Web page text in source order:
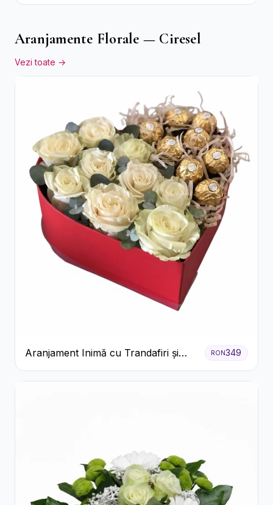
Aranjamente Florale — Ciresel
Vezi toate →
Aranjament Inimă cu Trandafiri și
Praline Ferrero
RON349